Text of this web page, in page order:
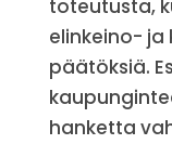
toteutusta,
elinkeino- ja
päätöksiä.
hanketta